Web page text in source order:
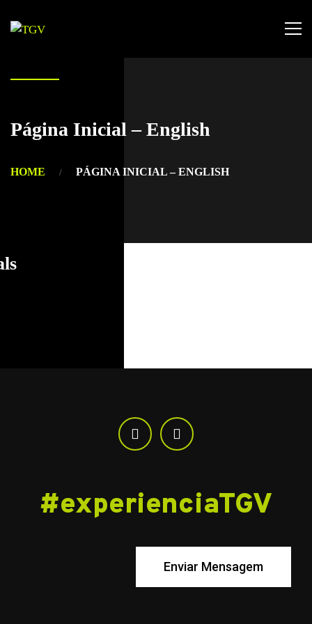
Página Inicial – English
HOME PÁGINA INICIAL – ENGLISH
#experienciaTGV
Enviar Mensagem